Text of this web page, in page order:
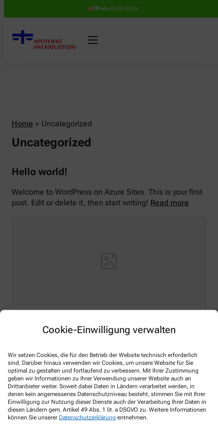
Cookie-Einwilligung verwalten
Wir setzen Cookies, die für den Betrieb der Website technisch erforderlich
sind. Darüber hinaus verwenden wir Cookies, um unsere Website für Sie
optimal zu gestalten und fortlaufend zu verbessern. Mit Ihrer Zustimmung
geben wir Informationen zu Ihrer Verwendung unserer Website auch an
Drittanbieter weiter. Soweit dabei Daten in Ländern verarbeitet werden, in
denen kein angemessenes Datenschutzniveau besteht, stimmen Sie mit Ihrer
Einwilligung zur Nutzung dieser Dienste auch der Verarbeitung Ihrer Daten in
diesen Ländern gem. Artikel 49 Abs. 1 lit. a DSGVO zu. Weitere Informationen
können Sie unserer Datenschutzerklärung entnehmen.
Öffnetum 08:30 Uhr
Home » Uncategorized
Uncategorized
Hello world!
Welcome to WordPress on Azure Sites. This is your first
post. Edit or delete it, then start writing! Read more
Hello world!
post. Edit or delete it, then start writing!
Mehr Lesen